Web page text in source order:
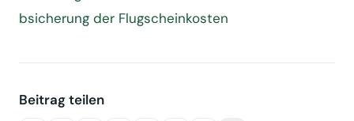
bsicherung der Flugscheinkosten
Beitrag teilen